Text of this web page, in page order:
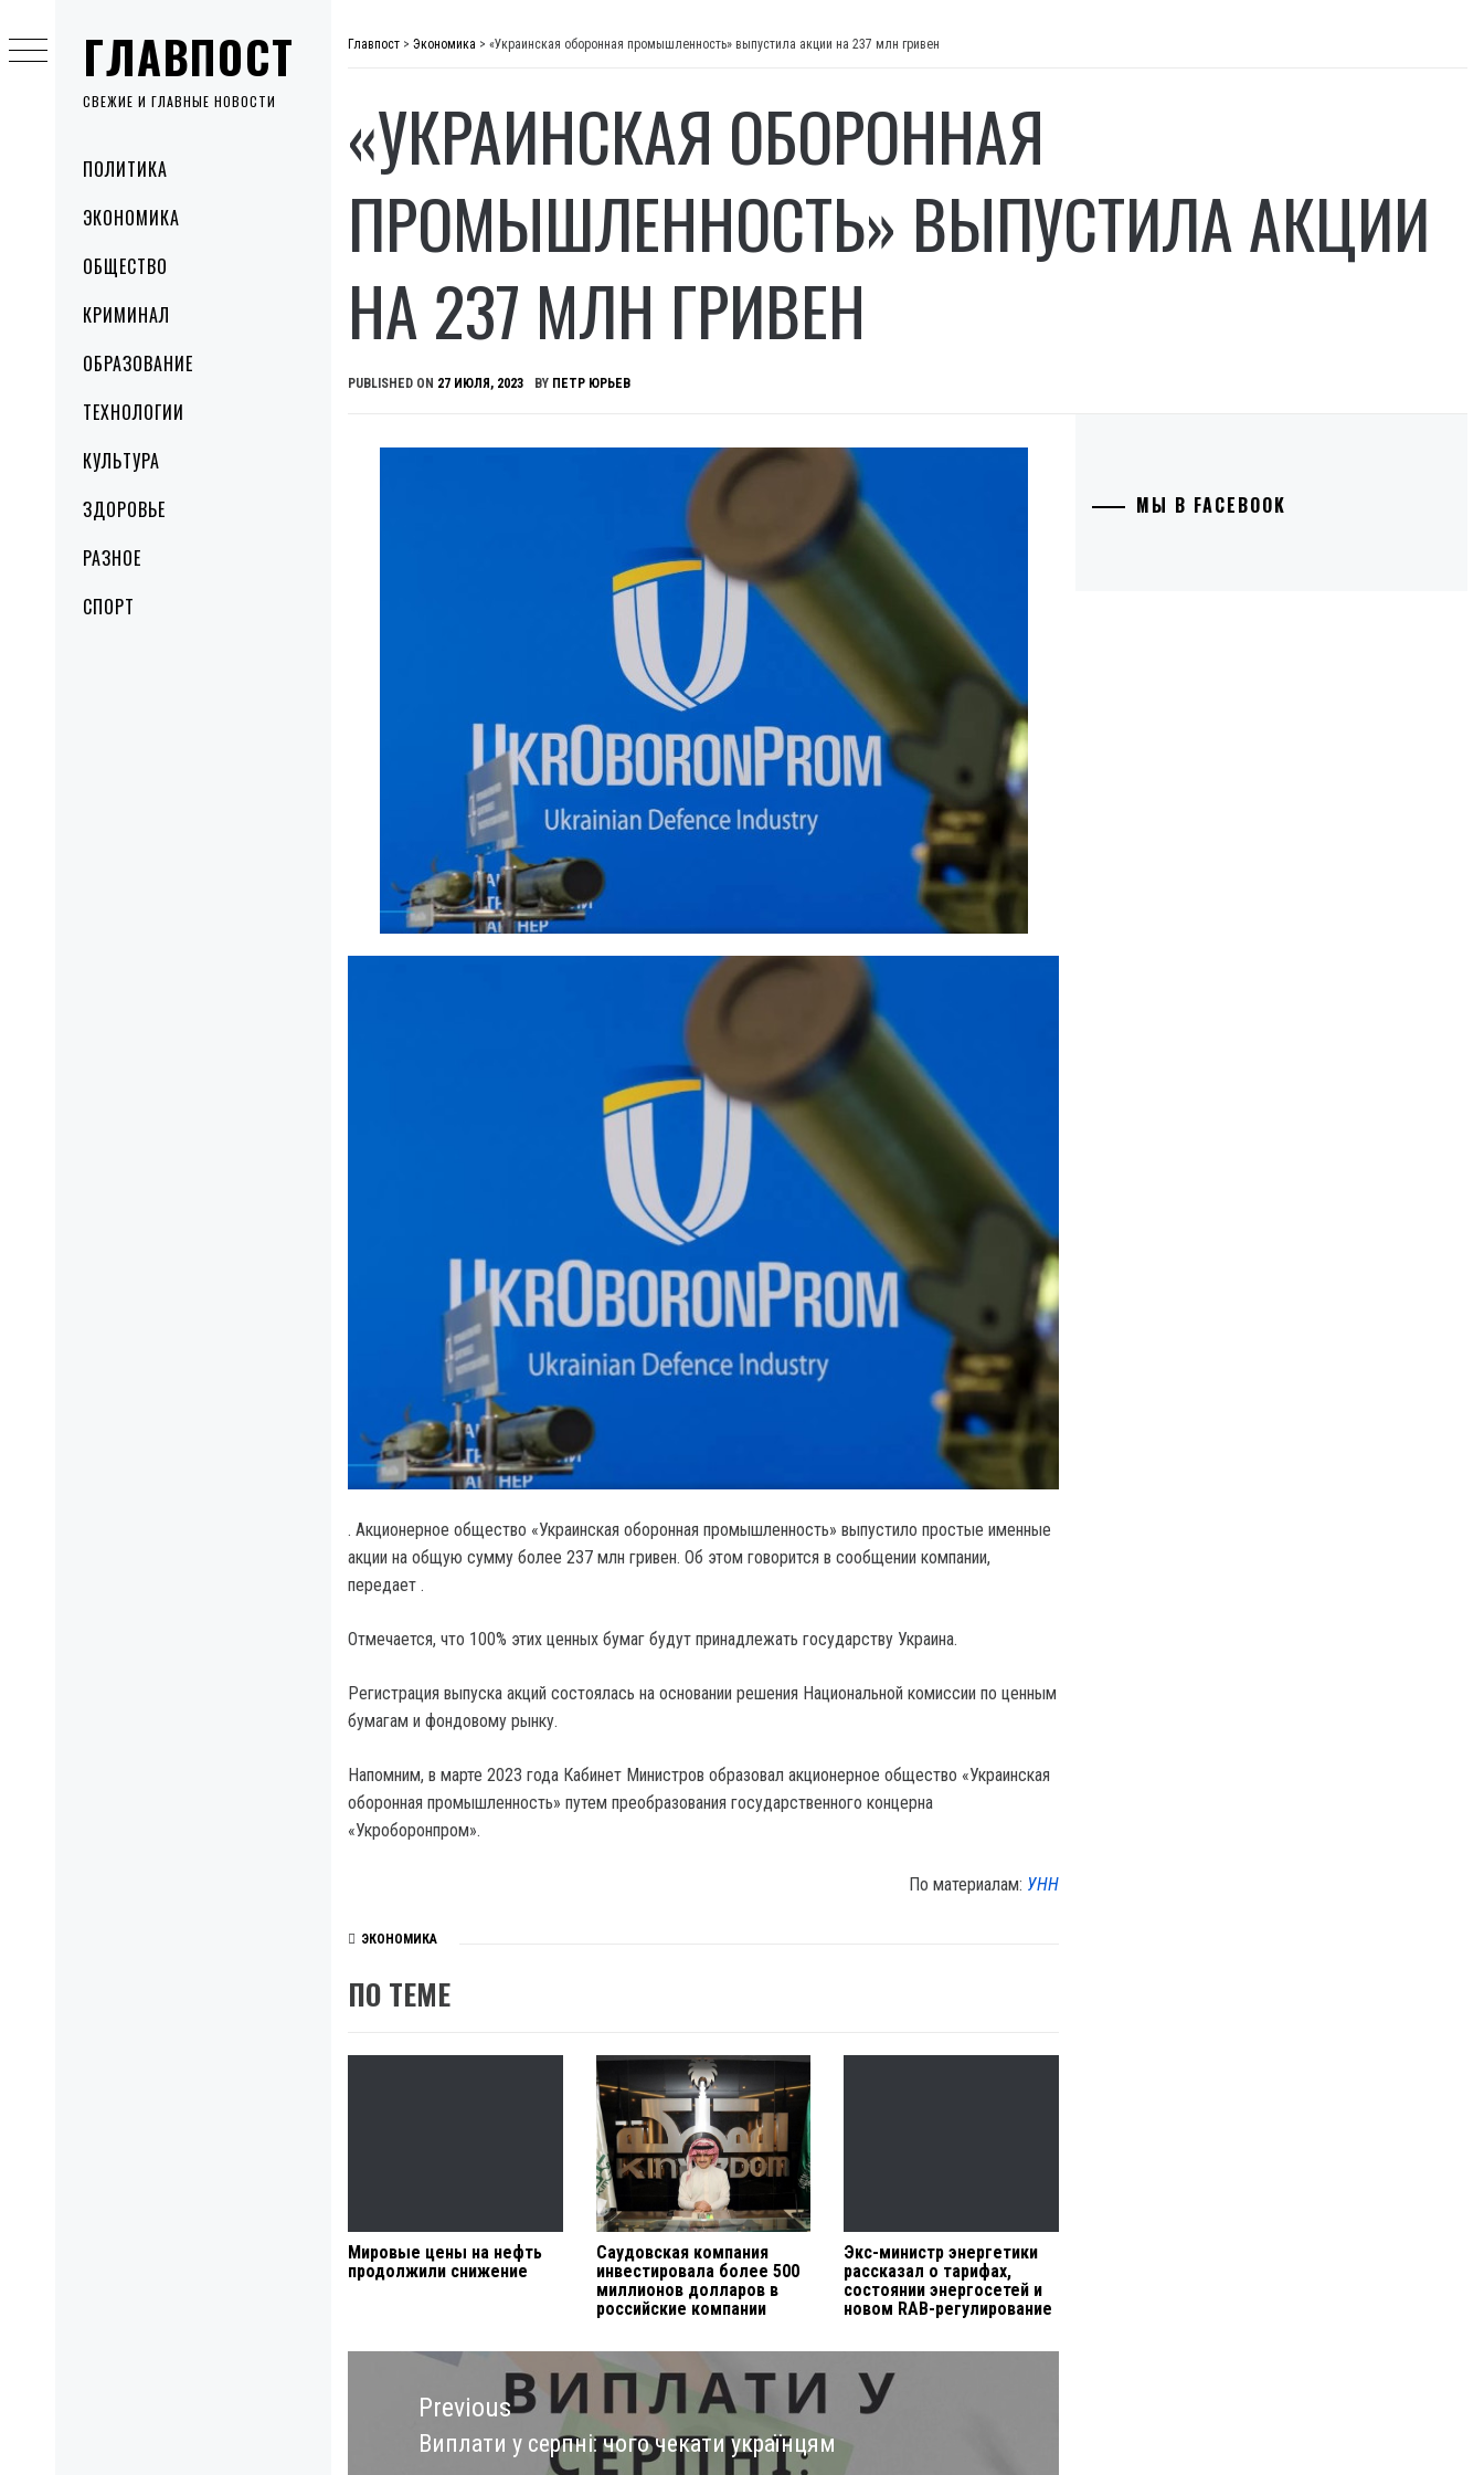
ГЛАВПОСТ
СВЕЖИЕ И ГЛАВНЫЕ НОВОСТИ
MenuПОЛИТИКА
ЭКОНОМИКА
ОБЩЕСТВО
КРИМИНАЛ
ОБРАЗОВАНИЕ
ТЕХНОЛОГИИ
КУЛЬТУРА
ЗДОРОВЬЕ
РАЗНОЕ
СПОРТ
to
content
Главпост > Экономика > «Украинская оборонная промышленность» выпустила акции на 237 млн гривен
«УКРАИНСКАЯ ОБОРОННАЯ
ПРОМЫШЛЕННОСТЬ» ВЫПУСТИЛА АКЦИИ
НА 237 МЛН ГРИВЕН
PUBLISHED ON 27 ИЮЛЯ, 2023 BY ПЕТР ЮРЬЕВ
. Акционерное общество «Украинская оборонная промышленность» выпустило простые именные
акции на общую сумму более 237 млн гривен. Об этом говорится в сообщении компании,
передает .
Отмечается, что 100% этих ценных бумаг будут принадлежать государству Украина.
Регистрация выпуска акций состоялась на основании решения Национальной комиссии по ценным
бумагам и фондовому рынку.
Напомним, в марте 2023 года Кабинет Министров образовал акционерное общество «Украинская
оборонная промышленность» путем преобразования государственного концерна
«Укроборонпром».
По материалам: УНН
ЭКОНОМИКА
ПО ТЕМЕ
Мировые цены на нефть
продолжили снижение
Саудовская компания
инвестировала более 500
миллионов долларов в
российские компании
Экс-министр энергетики
рассказал о тарифах,
состоянии энергосетей и
новом RAB-регулирование
Навигация
записямPrevious
Previous
Виплати у серпні: чого чекати українцям
МЫ В FACEBOOK